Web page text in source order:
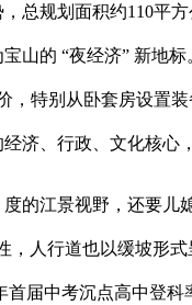
总规划面积约110平
山的 “夜经济” 新地
，特别从卧套房设置
济、行政、文化核心
的江景视野，还要儿
，人行道也以缓坡形
首届中考沉点高中登科